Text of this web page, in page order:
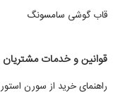
قاب گوشی سامسونگ
قوانین و خدمات مشتریان
راهنمای خرید از سورن استور